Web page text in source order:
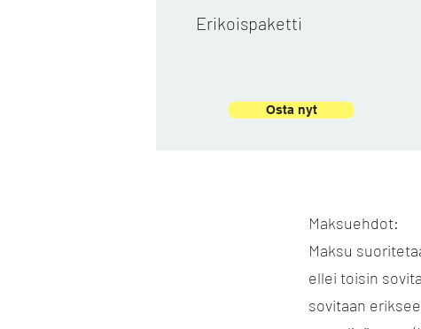
Erikoispaketti
Osta nyt
Maksuehdot:
Maksu
ellei toisin
sovitaan